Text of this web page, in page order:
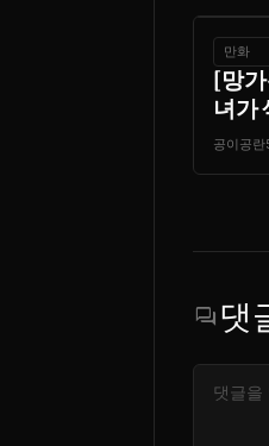
만화
[망
녀가
공이공란
forum댓